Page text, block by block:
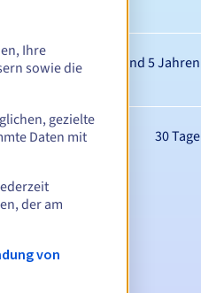
Zwischen 1 und 5 Jahren
30 Tage
Ihre
sowie die
gezielte
Daten mit
der am
von